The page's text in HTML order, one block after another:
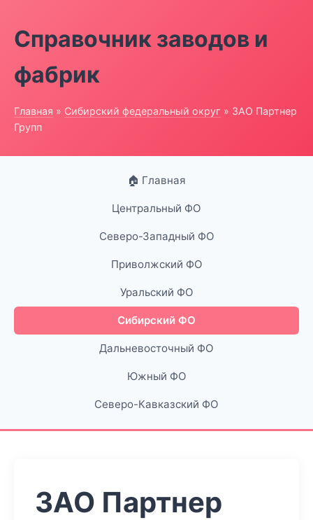
Справочник заводов и
фабрик
Главная » Сибирский федеральный округ » ЗАО Партнер
Групп
🏠 Главная
Центральный ФО
Северо-Западный ФО
Приволжский ФО
Уральский ФО
Сибирский ФО
Дальневосточный ФО
Южный ФО
Северо-Кавказский ФО
ЗАО Партнер